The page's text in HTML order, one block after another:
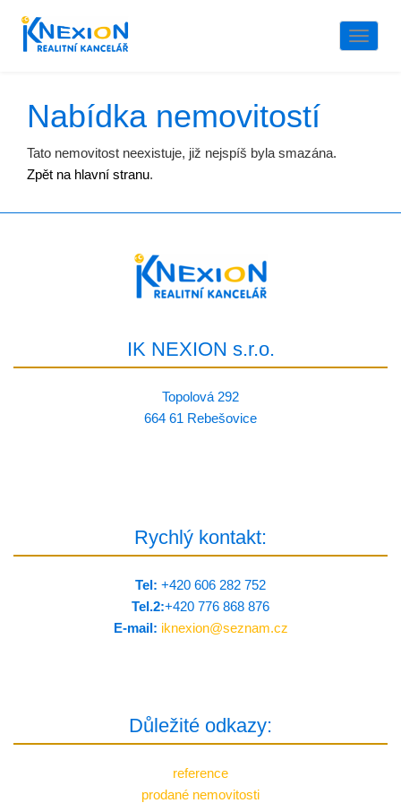
Nabídka nemovitostí
Tato nemovitost neexistuje, již nejspíš byla smazána.
Zpět na hlavní stranu.
IK NEXION s.r.o.
Topolová 292
664 61 Rebešovice
Rychlý kontakt:
Tel: +420 606 282 752
Tel.2:+420 776 8­68 876
E-mail: iknexion@seznam.cz
Důležité odkazy:
reference
prodané nemovitosti